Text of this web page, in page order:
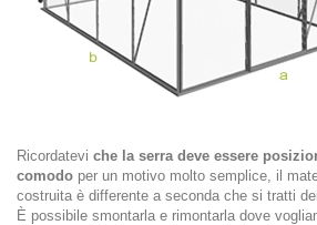
Ricordatevi che la serra deve essere
comodo per un motivo molto semplice, il
costruita è differente a seconda che si tratti
È possibile smontarla e rimontarla dove